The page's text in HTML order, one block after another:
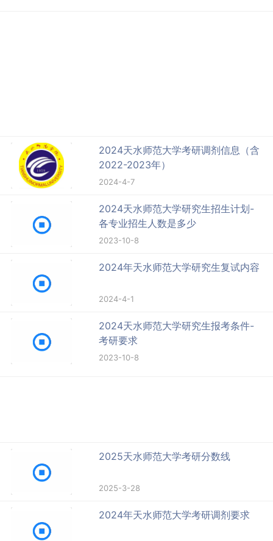
2024天水师范大学考研调剂信息（含
2022-2023年）
2024-4-7
2024天水师范大学研究生招生计划-
各专业招生人数是多少
2023-10-8
2024年天水师范大学研究生复试内容
2024-4-1
2024天水师范大学研究生报考条件-
考研要求
2023-10-8
2025天水师范大学考研分数线
2025-3-28
2024年天水师范大学考研调剂要求